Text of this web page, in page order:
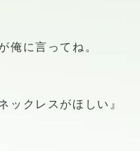
に言ってね。
ックレスがほしい』